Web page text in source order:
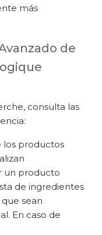
más
de
, consulta las
los productos
un producto
de ingredientes
sean
En caso de